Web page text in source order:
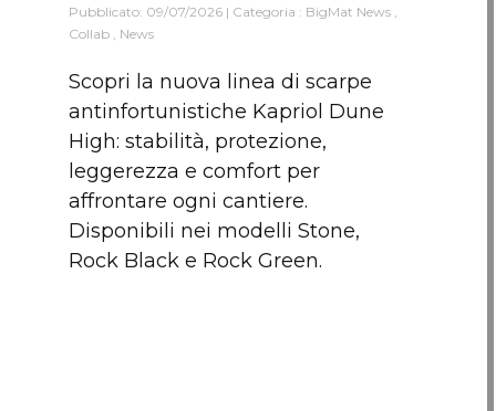
Pubblicato: 09/07/2026 | Categoria : BigMat News
Collab
News
Scopri la nuova linea di scarpe
antinfortunistiche Kapriol Dune
High: stabilità, protezione,
leggerezza e comfort per
affrontare ogni cantiere.
Disponibili nei modelli Stone,
Rock Black e Rock Green.